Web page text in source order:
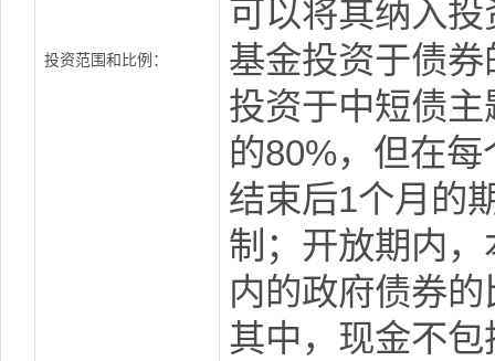
投资范围和比例：
可以将其纳入
基金投资于债
投资于中短债
的80%，但在
结束后1个月的
制；开放期内
内的政府债券
其中，现金不